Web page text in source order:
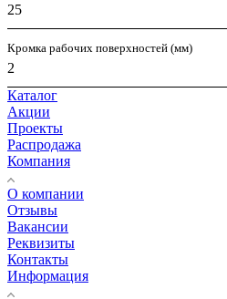
25
Кромка рабочих поверхностей (мм)
2
Каталог
Акции
Проекты
Распродажа
Компания
О компании
Отзывы
Вакансии
Реквизиты
Контакты
Информация